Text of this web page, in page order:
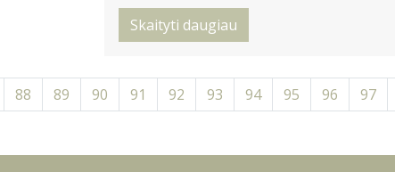
Skaityti daugiau
88 89 90 91 92 93 94 95 96 97